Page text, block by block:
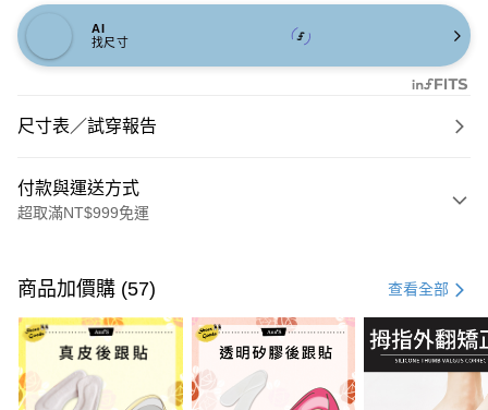
AI
找尺寸
尺寸表／試穿報告
付款與運送方式
超取滿NT$999免運
信用卡一次付款
信用卡分期付款
3 期 0 利率 每期 NT$793 21家銀行
合作金庫商業銀行
第一商業銀行
6 期 0 利率 每期NT$396 21家銀行
商品加價購 (57) 查看全部